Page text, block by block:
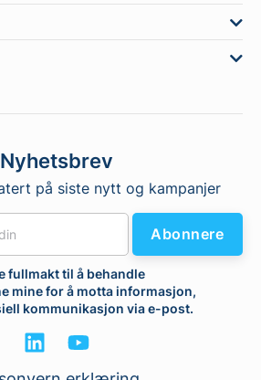
Nyhetsbrev
på siste nytt og kampanjer
fullmakt til å behandle
mine for å motta informasjon,
kommunikasjon via e-post.
Abonnere